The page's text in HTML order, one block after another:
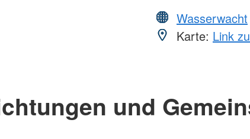
Wasserwacht
Karte: Link
und